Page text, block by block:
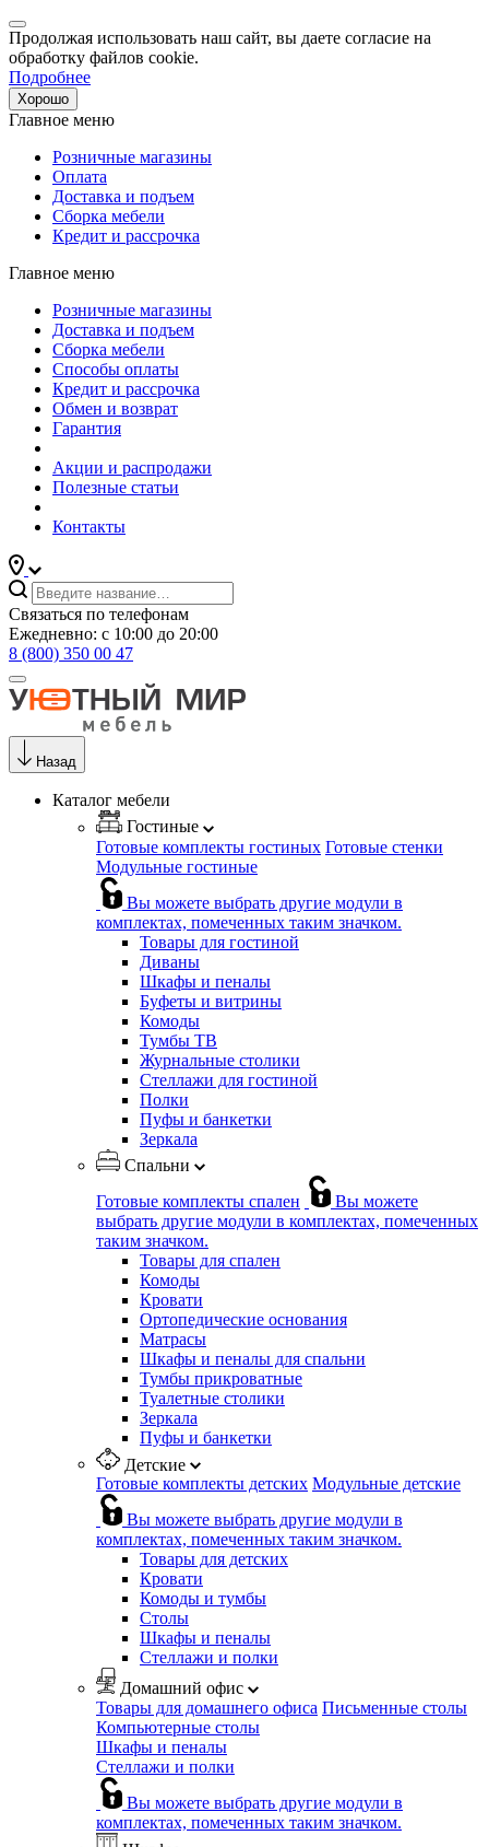
Продолжая использовать наш сайт, вы даете согласие на
обработку файлов cookie.
Подробнее
Хорошо
Главное меню
Розничные магазины
Оплата
Доставка и подъем
Сборка мебели
Кредит и рассрочка
Главное меню
Розничные магазины
Доставка и подъем
Сборка мебели
Способы оплаты
Кредит и рассрочка
Обмен и возврат
Гарантия
Акции и распродажи
Полезные статьи
Контакты
Связаться по телефонам
Ежедневно: с 10:00 до 20:00
8 (800) 350 00 47
Назад
Каталог мебели
Гостиные
Готовые комплекты гостиных Готовые стенки
Модульные гостиные
Вы можете выбрать другие модули в
комплектах, помеченных таким значком.
Товары для гостиной
Диваны
Шкафы и пеналы
Буфеты и витрины
Комоды
Тумбы ТВ
Журнальные столики
Стеллажи для гостиной
Полки
Пуфы и банкетки
Зеркала
Спальни
Готовые комплекты спален
Вы можете
выбрать другие модули в комплектах, помеченных
таким значком.
Товары для спален
Комоды
Кровати
Ортопедические основания
Матрасы
Шкафы и пеналы для спальни
Тумбы прикроватные
Туалетные столики
Зеркала
Пуфы и банкетки
Детские
Готовые комплекты детских Модульные детские
Вы можете выбрать другие модули в
комплектах, помеченных таким значком.
Товары для детских
Кровати
Комоды и тумбы
Столы
Шкафы и пеналы
Стеллажи и полки
Домашний офис
Товары для домашнего офиса Письменные столы
Компьютерные столы
Шкафы и пеналы
Стеллажи и полки
Вы можете выбрать другие модули в
комплектах, помеченных таким значком.